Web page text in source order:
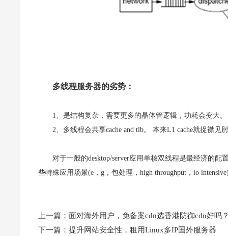
多线程服务器的劣势：
1、是结构复杂，需要更多的晶体管逻辑，功耗会变大。
2、多线程会共享cache and tlb。 本来L1 cache就捉襟见
对于一般的desktop/server应用单核双线程是最经济的
些特殊应用场景(e，g，包处理，high throughput，io
上一篇： 面对海外用户，免备案cdn选香港防御cdn好吗
下一篇： 提升网站安全性，租用Linux多IP国外服务器